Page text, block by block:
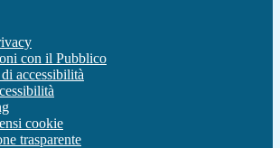
con il Pubblico
accessibilità
cookie
trasparente